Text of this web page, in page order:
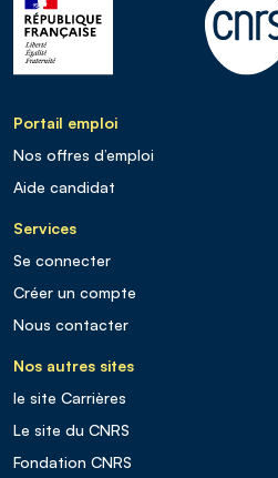
Portail emploi
Nos offres d’emploi
Aide candidat
Services
Se connecter
Créer un compte
Nous contacter
Nos autres sites
le site Carrières
Le site du CNRS
Fondation CNRS